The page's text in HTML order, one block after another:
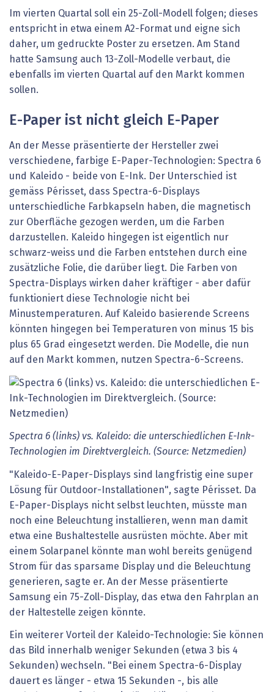
Im vierten Quartal soll ein 25-Zoll-Modell folgen; dieses
entspricht in etwa einem A2-Format und eigne sich
daher, um gedruckte Poster zu ersetzen. Am Stand
hatte Samsung auch 13-Zoll-Modelle verbaut, die
ebenfalls im vierten Quartal auf den Markt kommen
sollen.
E-Paper ist nicht gleich E-Paper
An der Messe präsentierte der Hersteller zwei
verschiedene, farbige E-Paper-Technologien: Spectra 6
und Kaleido - beide von E-Ink. Der Unterschied ist
gemäss Périsset, dass Spectra-6-Displays
unterschiedliche Farbkapseln haben, die magnetisch
zur Oberfläche gezogen werden, um die Farben
darzustellen. Kaleido hingegen ist eigentlich nur
schwarz-weiss und die Farben entstehen durch eine
zusätzliche Folie, die darüber liegt. Die Farben von
Spectra-Displays wirken daher kräftiger - aber dafür
funktioniert diese Technologie nicht bei
Minustemperaturen. Auf Kaleido basierende Screens
könnten hingegen bei Temperaturen von minus 15 bis
plus 65 Grad eingesetzt werden. Die Modelle, die nun
auf den Markt kommen, nutzen Spectra-6-Screens.
Spectra 6 (links) vs. Kaleido: die unterschiedlichen E-Ink-
Technologien im Direktvergleich. (Source: Netzmedien)
"Kaleido-E-Paper-Displays sind langfristig eine super
Lösung für Outdoor-Installationen", sagte Périsset. Da
E-Paper-Displays nicht selbst leuchten, müsste man
noch eine Beleuchtung installieren, wenn man damit
etwa eine Bushaltestelle ausrüsten möchte. Aber mit
einem Solarpanel könnte man wohl bereits genügend
Strom für das sparsame Display und die Beleuchtung
generieren, sagte er. An der Messe präsentierte
Samsung ein 75-Zoll-Display, das etwa den Fahrplan an
der Haltestelle zeigen könnte.
Ein weiterer Vorteil der Kaleido-Technologie: Sie können
das Bild innerhalb weniger Sekunden (etwa 3 bis 4
Sekunden) wechseln. "Bei einem Spectra-6-Display
dauert es länger - etwa 15 Sekunden -, bis alle